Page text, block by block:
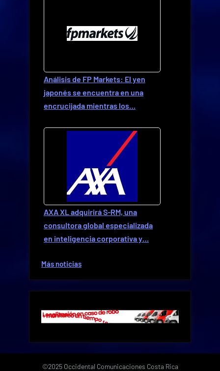
Análisis de FP Markets: El yen
japonés se encuentra en una
encrucijada mientras los…
AXA XL adquirirá S-RM, una
consultora global especializada
en inteligencia corporativa y…
Más noticias
©2025 Occidental Comunicaciones Costa Rica